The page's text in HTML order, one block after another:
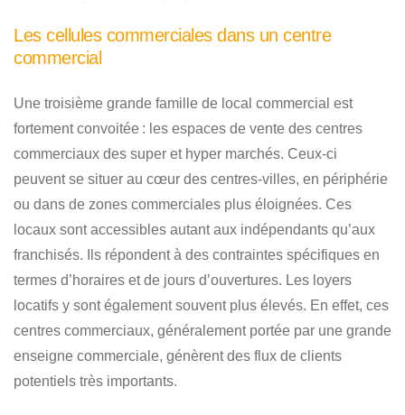
Les cellules commerciales dans un centre
commercial
Une troisième grande famille de local commercial est
fortement convoitée : les espaces de vente des centres
commerciaux des super et hyper marchés. Ceux-ci
peuvent se situer au cœur des centres-villes, en périphérie
ou dans de zones commerciales plus éloignées. Ces
locaux sont accessibles autant aux indépendants qu’aux
franchisés. Ils répondent à des contraintes spécifiques en
termes d’horaires et de jours d’ouvertures. Les loyers
locatifs y sont également souvent plus élevés. En effet, ces
centres commerciaux, généralement portée par une grande
enseigne commerciale, génèrent des flux de clients
potentiels très importants.